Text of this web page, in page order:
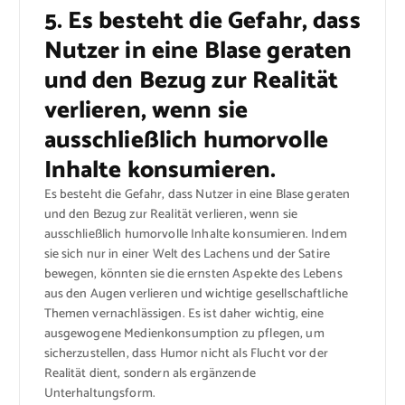
5. Es besteht die Gefahr, dass
Nutzer in eine Blase geraten
und den Bezug zur Realität
verlieren, wenn sie
ausschließlich humorvolle
Inhalte konsumieren.
Es besteht die Gefahr, dass Nutzer in eine Blase geraten
und den Bezug zur Realität verlieren, wenn sie
ausschließlich humorvolle Inhalte konsumieren. Indem
sie sich nur in einer Welt des Lachens und der Satire
bewegen, könnten sie die ernsten Aspekte des Lebens
aus den Augen verlieren und wichtige gesellschaftliche
Themen vernachlässigen. Es ist daher wichtig, eine
ausgewogene Medienkonsumption zu pflegen, um
sicherzustellen, dass Humor nicht als Flucht vor der
Realität dient, sondern als ergänzende
Unterhaltungsform.